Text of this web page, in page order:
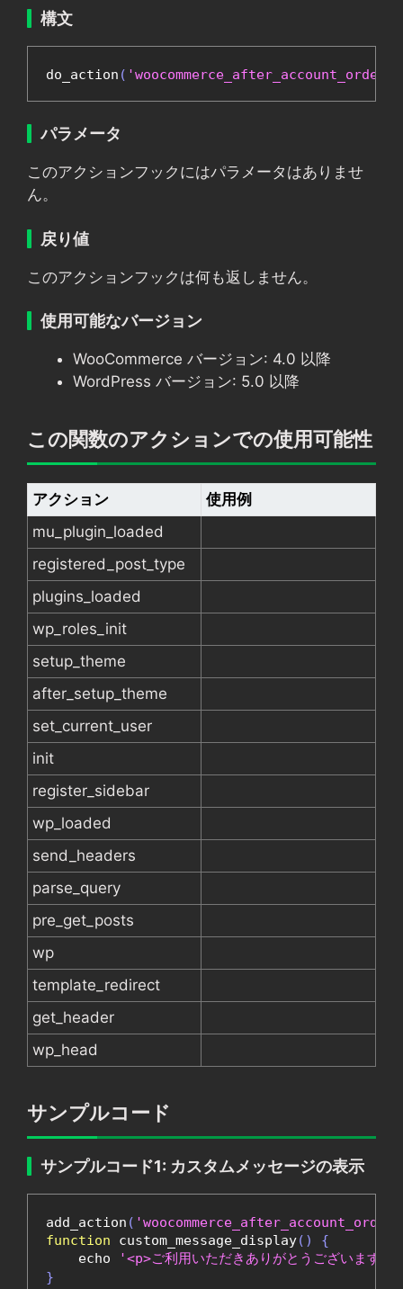
構文
do_action ( 'woocommerce_after_account_orders'
パラメータ
このアクションフックにはパラメータはありませ
ん。
戻り値
このアクションフックは何も返しません。
使用可能なバージョン
WooCommerce バージョン: 4.0 以降
WordPress バージョン: 5.0 以降
この関数のアクションでの使用可能性
アクション
使用例
mu_plugin_loaded
registered_post_type
plugins_loaded
wp_roles_init
setup_theme
after_setup_theme
set_current_user
init
register_sidebar
wp_loaded
send_headers
parse_query
pre_get_posts
wp
template_redirect
get_header
wp_head
サンプルコード
サンプルコード1: カスタムメッセージの表示
add_action (
function custom_message_display()
{
    echo
'<p>ご利用いただきありがとうございます
}